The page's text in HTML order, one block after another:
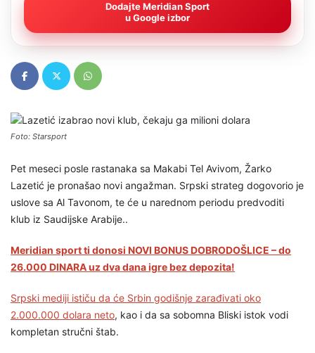
Dodajte Meridian Sport
u Google izbor
Foto: Starsport
Pet meseci posle rastanaka sa Makabi Tel Avivom, Žarko
Lazetić je pronašao novi angažman. Srpski strateg dogovorio je
uslove sa Al Tavonom, te će u narednom periodu predvoditi
klub iz Saudijske Arabije..
Meridian sport ti donosi NOVI BONUS DOBRODOŠLICE – do
26.000 DINARA uz dva dana igre bez depozita!
Srpski mediji ističu da će Srbin godišnje zarađivati oko
2.000.000 dolara neto, kao i da sa sobomna Bliski istok vodi
kompletan stručni štab.